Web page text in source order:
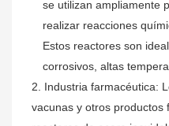
se utilizan ampliamente
realizar reacciones
Estos reactores son
corrosivos, altas
2. Industria farmacéutica:
vacunas y otros productos